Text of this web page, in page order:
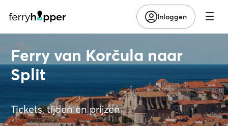
Inloggen
Ferry van Korčula naar
Split
Tickets, tijden en prijzen